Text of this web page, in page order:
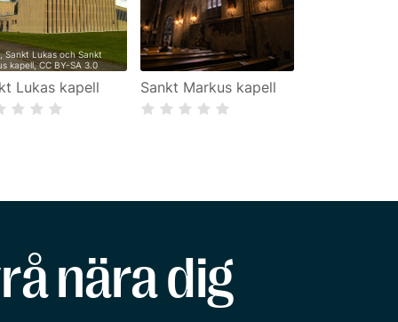
Lukas kapell
,Sankt Lukas och Sankt
kapell,CC BY-SA 3.0
Sankt Markus kapell
nära dig